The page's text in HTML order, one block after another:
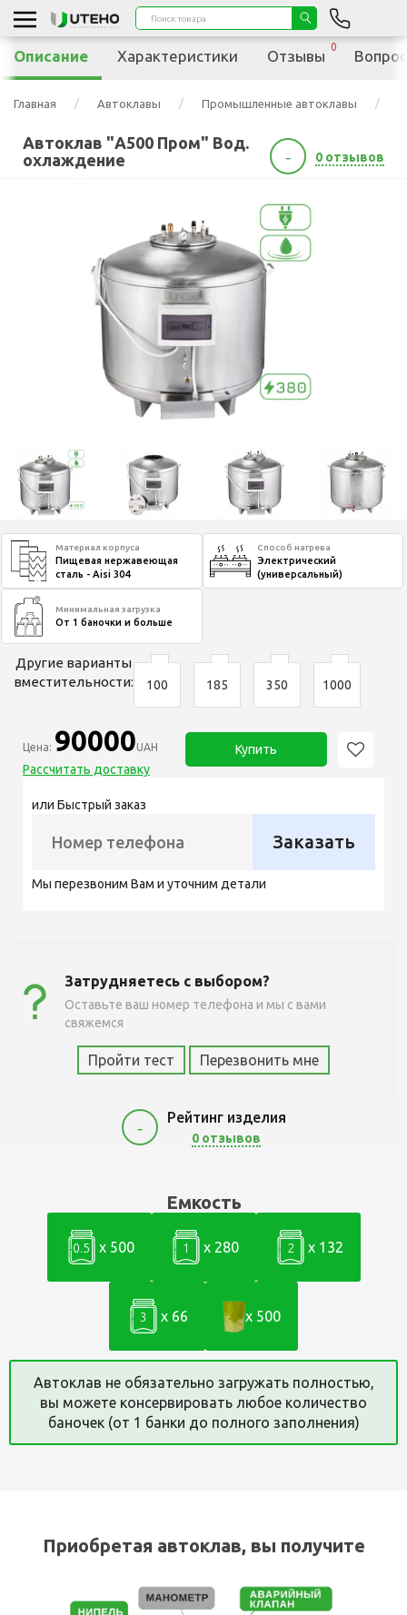
Главная Автоклавы Промышленные автоклавы
Автоклав "А500 Пром" Вод.
охлаждение
- 0 отзывов
Материал корпуса
Пищевая нержавеющая
сталь - Aisi 304
Способ нагрева
Электрический
(универсальный)
Минимальная загрузка
От 1 баночки и больше
Другие варианты
вместительности:
100 185 350 1000
Цена: 90000UAH
Рассчитать доставку
Купить
или Быстрый заказ
Заказать
Мы перезвоним Вам и уточним детали
Затрудняетесь с выбором?
Оставьте ваш номер телефона и мы с вами
свяжемся
Пройти тест Перезвонить мне
-
Рейтинг изделия
0 отзывов
Описание Характеристики Отзывы
0
Емкость
0.5 x 500 1 x 280 2 x 132
3 x 66 x 500
Автоклав не обязательно загружать полностью,
вы можете консервировать любое количество
баночек (от 1 банки до полного заполнения)
Приобретая автоклав, вы получите